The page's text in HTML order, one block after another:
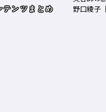
野口綾子［AND THE BRICKS（ア